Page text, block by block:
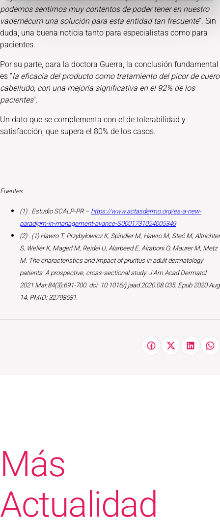
podemos sentirnos muy contentos de poder tener en nuestro
vademécum una solución para esta entidad tan frecuente”. Sin
duda, una buena noticia tanto para especialistas como para
pacientes.
Por su parte, para la doctora Guerra, la conclusión fundamental
es “la eficacia del producto como tratamiento del picor de cuero
cabelludo, con una mejoría significativa en el 92% de los
pacientes”.
Un dato que se complementa con el de tolerabilidad y
satisfacción, que supera el 80% de los casos.
Fuentes:
(1) . Estudio SCALP-PR – https://www.actasdermo.org/es-a-new-
paradigm-in-management-avance-S0001731024005349
(2) . (1) Hawro T, Przybyłowicz K, Spindler M, Hawro M, Steć M, Altrichter
S, Weller K, Magerl M, Reidel U, Alarbeed E, Alraboni O, Maurer M, Metz
M. The characteristics and impact of pruritus in adult dermatology
patients: A prospective, cross-sectional study. J Am Acad Dermatol.
2021 Mar;84(3):691-700. doi: 10.1016/j.jaad.2020.08.035. Epub 2020 Aug
14. PMID: 32798581.
Más
Actualidad